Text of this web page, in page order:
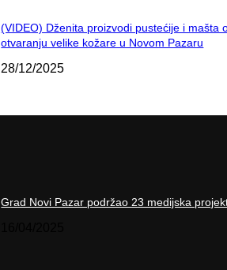
(VIDEO) Dženita proizvodi pustećije i mašta
otvaranju velike kožare u Novom Pazaru
28/12/2025
Grad Novi Pazar podržao 23 medijska